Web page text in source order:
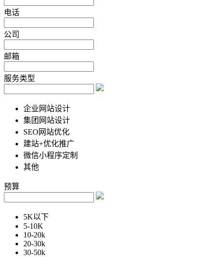
电话
公司
邮箱
服务类型
企业网站设计
集团网站设计
SEO网站优化
建站+优化推广
微信小程序定制
其他
预算
5K以下
5-10K
10-20k
20-30k
30-50k